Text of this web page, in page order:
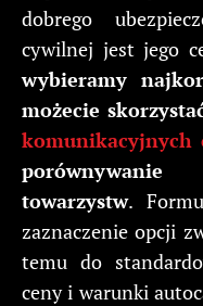
dobrego
cywilnej jest jego
wybieramy
możecie
komunikacyjnych
towarzystw.
zaznaczenie opcji
temu do
ceny i warunki